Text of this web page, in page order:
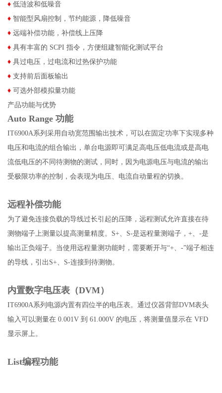
♦低涟波和低噪音
♦ 智能型风扇控制，节约能源，降低噪音
♦远端补偿功能，补偿线上压降
♦具有丰富的 SCPI 指令，方便组建智能化测试平台
♦具过电压，过电流和过热保护功能
♦支持前后面板输出
♦可选外部模拟量功能
产品功能与优势
Auto Range 功能
IT6900A系列采用自动宽范围输出技术，可以在固定功率下实现多种
电压和电流的组合输出，单台电源即可满足高电压低电流或是高电
流低电压的不同待测物的测试，同时，因为电源电压与电流的输出
受极限功率的控制，会表现为电压、电流自动量程的切换。
远程补偿功能
为了避免连接负载的导线过长引起的压降，远程测试允许直接在待
测物端子上测量以提高测量精度。S+、S-是远程量测端子，+、-是
输出正负端子。当使用远程量测功能时，需要断开与“+、-”端子相连
的导线，引出S+、S-连接到待测物。
内置数字电压表（DVM）
IT6900A系列电源内置有四位半的电压表。通过仪器背部DVM表头
输入可以测量在 0.001V 到 61.000V 的电压，将测量值显示在 VFD
显示屏上。
List编程功能